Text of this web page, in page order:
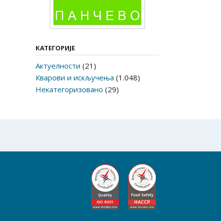
КАТЕГОРИЈЕ
Актуелности (21)
Кварови и искључења (1.048)
Некатегоризовано (29)